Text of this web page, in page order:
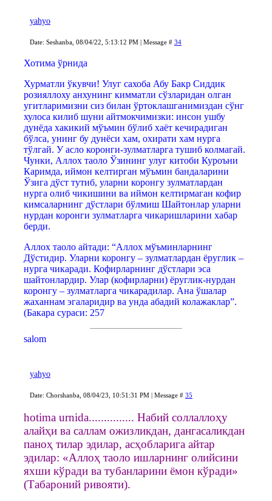
yahyo
Date: Seshanba, 08/04/22, 5:13:12 PM | Message # 34
Хотима ўрнида
Хурматли ўкувчи! Улуг сахоба Абу Бакр Сиддик
розияллоху анхунинг кимматли сўзларидан олган
угитларимизни сиз билан ўртоклашганимиздан сўнг
хулоса килиб шуни айтмокчимизки: инсон ушбу
дунёда хакикий мўъмин бўлиб хаёт кечирадиган
бўлса, унинг бу дунёси хам, охирати хам нурга
тўлгай. У асло коронги-зулматларга тушиб колмагай.
Чунки, Аллох таоло Ўзининг улуг китоби Куроъни
Каримда, иймон келтирган мўъмин бандаларини
Ўзига дўст тутиб, уларни коронгу зулматлардан
нурга олиб чикишини ва иймон келтирмаган кофир
кимсаларнинг дўстлари бўлмиш Шайтонлар уларни
нурдан коронги зулматларга чикаришларини хабар
берди.
Аллох таоло айтади: “Аллох мўъминларнинг
Дўстидир. Уларни коронгу – зулматлардан ёруглик –
нурга чикаради. Кофирларнинг дўстлари эса
шайтонлардир. Улар (кофирларни) ёруглик-нурдан
коронгу – зулматларга чикарадилар. Ана ўшалар
жаханнам эгаларидир ва унда абадий колажаклар”.
(Бакара сураси: 257
salom
yahyo
Date: Chorshanba, 08/04/23, 10:51:31 PM | Message # 35
hotima urnida............... Набий соллаллоҳу
алайҳи ва саллам ожизликдан, дангасаликдан
паноҳ тилар эдилар, асҳобларига айтар
эдилар: «Аллоҳ таоло ишларнинг олийсини
яхши кўради ва тубанларини ёмон кўради»
(Табароний ривояти).